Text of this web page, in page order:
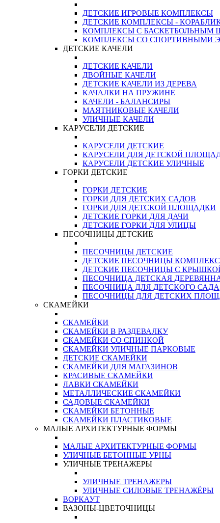
ДЕТСКИЕ ИГРОВЫЕ КОМПЛЕКСЫ
ДЕТСКИЕ КОМПЛЕКСЫ -
КОМПЛЕКСЫ С БАСКЕТБОЛЬНЫМ
КОМПЛЕКСЫ СО СПОРТИВНЫМИ
ДЕТСКИЕ КАЧЕЛИ
ДЕТСКИЕ КАЧЕЛИ
ДВОЙНЫЕ КАЧЕЛИ
ДЕТСКИЕ КАЧЕЛИ ИЗ ДЕРЕВА
КАЧАЛКИ НА ПРУЖИНЕ
КАЧЕЛИ - БАЛАНСИРЫ
МАЯТНИКОВЫЕ КАЧЕЛИ
УЛИЧНЫЕ КАЧЕЛИ
КАРУСЕЛИ ДЕТСКИЕ
КАРУСЕЛИ ДЕТСКИЕ
КАРУСЕЛИ ДЛЯ ДЕТСКОЙ
КАРУСЕЛИ ДЕТСКИЕ УЛИЧНЫЕ
ГОРКИ ДЕТСКИЕ
ГОРКИ ДЕТСКИЕ
ГОРКИ ДЛЯ ДЕТСКИХ САДОВ
ГОРКИ ДЛЯ ДЕТСКОЙ ПЛОЩАДКИ
ДЕТСКИЕ ГОРКИ ДЛЯ ДАЧИ
ДЕТСКИЕ ГОРКИ ДЛЯ УЛИЦЫ
ПЕСОЧНИЦЫ ДЕТСКИЕ
ПЕСОЧНИЦЫ ДЕТСКИЕ
ДЕТСКИЕ ПЕСОЧНИЦЫ
ДЕТСКИЕ ПЕСОЧНИЦЫ С
ПЕСОЧНИЦА ДЕТСКАЯ
ПЕСОЧНИЦА ДЛЯ ДЕТСКОГО САДА
ПЕСОЧНИЦЫ ДЛЯ ДЕТСКИХ
СКАМЕЙКИ
СКАМЕЙКИ
СКАМЕЙКИ В РАЗДЕВАЛКУ
СКАМЕЙКИ СО СПИНКОЙ
СКАМЕЙКИ УЛИЧНЫЕ ПАРКОВЫЕ
ДЕТСКИЕ СКАМЕЙКИ
СКАМЕЙКИ ДЛЯ МАГАЗИНОВ
КРАСИВЫЕ СКАМЕЙКИ
ЛАВКИ СКАМЕЙКИ
МЕТАЛЛИЧЕСКИЕ СКАМЕЙКИ
САДОВЫЕ СКАМЕЙКИ
СКАМЕЙКИ БЕТОННЫЕ
СКАМЕЙКИ ПЛАСТИКОВЫЕ
МАЛЫЕ АРХИТЕКТУРНЫЕ ФОРМЫ
МАЛЫЕ АРХИТЕКТУРНЫЕ ФОРМЫ
УЛИЧНЫЕ БЕТОННЫЕ УРНЫ
УЛИЧНЫЕ ТРЕНАЖЕРЫ
УЛИЧНЫЕ ТРЕНАЖЕРЫ
УЛИЧНЫЕ СИЛОВЫЕ ТРЕНАЖЁРЫ
ВОРКАУТ
ВАЗОНЫ-ЦВЕТОЧНИЦЫ